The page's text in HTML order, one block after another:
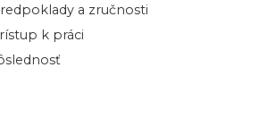
a zručnosti
k práci